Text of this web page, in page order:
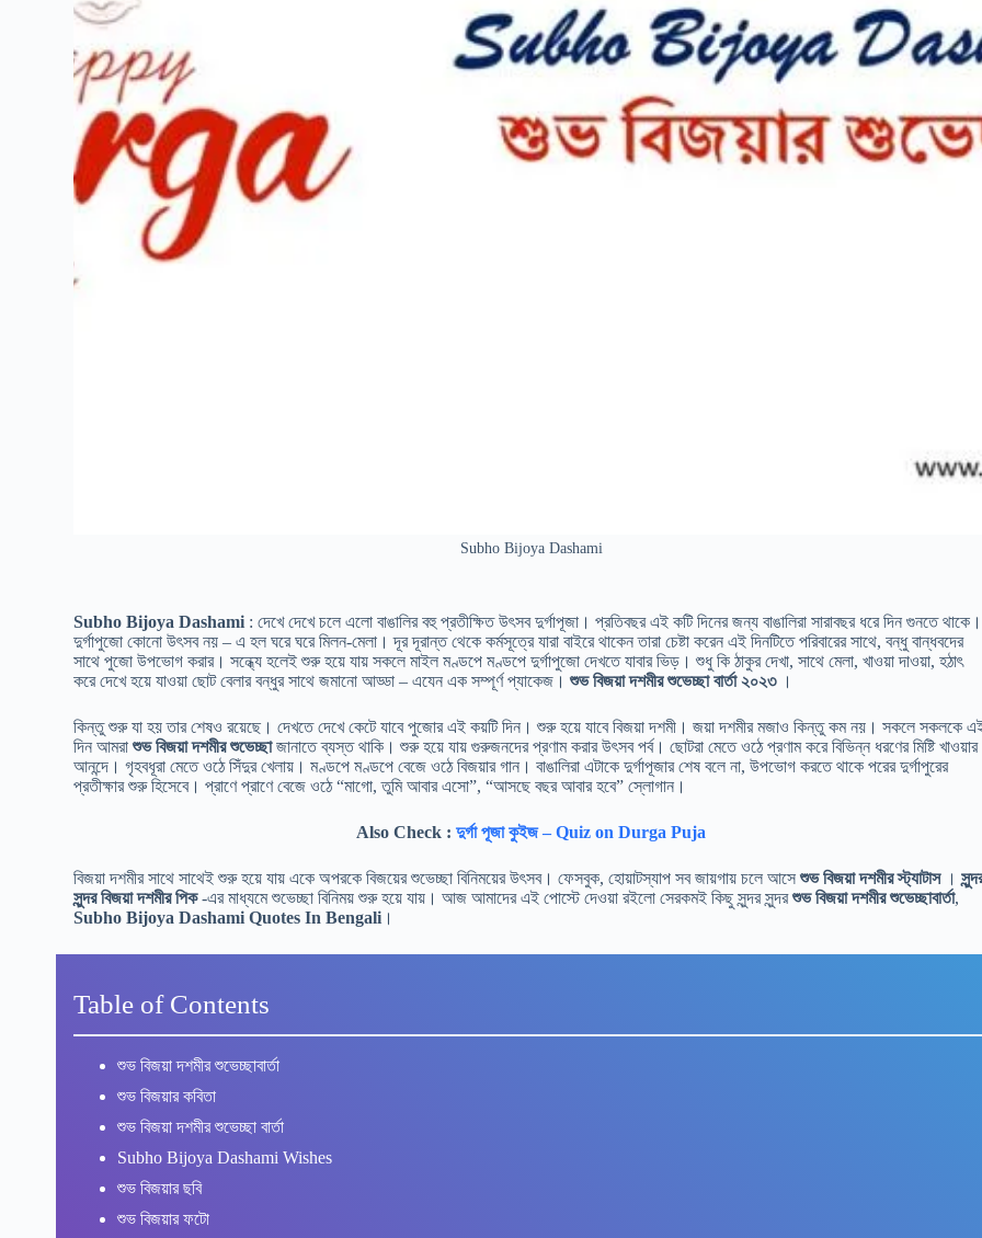
Subho Bijoya Dashami
Subho Bijoya Dashami : দেখে দেখে চলে এলো বাঙালির বহু প্রতীক্ষিত উৎসব দুর্গাপূজা। প্রতিবছর এই কটি দিনের জন্য বাঙালিরা সারাবছর ধরে দিন গুনতে থাকে।
দুর্গাপুজো কোনো উৎসব নয় – এ হল ঘরে ঘরে মিলন-মেলা। দূর দূরান্ত থেকে কর্মসূত্রে যারা বাইরে থাকেন তারা চেষ্টা করেন এই দিনটিতে পরিবারের সাথে, বন্ধু বান্ধবদের
সাথে পুজো উপভোগ করার। সন্ধ্যে হলেই শুরু হয়ে যায় সকলে মাইল মণ্ডপে মণ্ডপে দুর্গাপুজো দেখতে যাবার ভিড়। শুধু কি ঠাকুর দেখা, সাথে মেলা, খাওয়া দাওয়া, হঠাৎ
করে দেখে হয়ে যাওয়া ছোট বেলার বন্ধুর সাথে জমানো আড্ডা – এযেন এক সম্পূর্ণ প্যাকেজ।শুভ বিজয়া দশমীর শুভেচ্ছা বার্তা ২০২৩।
কিন্তু শুরু যা হয় তার শেষও রয়েছে। দেখতে দেখে কেটে যাবে পুজোর এই কয়টি দিন। শুরু হয়ে যাবে বিজয়া দশমী। জয়া দশমীর মজাও কিন্তু কম নয়। সকলে সকলকে
দিন আমরাশুভ বিজয়া দশমীর শুভেচ্ছাজানাতে ব্যস্ত থাকি। শুরু হয়ে যায় গুরুজনদের প্রণাম করার উৎসব পর্ব। ছোটরা মেতে ওঠে প্রণাম করে বিভিন্ন ধরণের মিষ্টি খাওয়ার
আনন্দে। গৃহবধূরা মেতে ওঠে সিঁদুর খেলায়। মণ্ডপে মণ্ডপে বেজে ওঠে বিজয়ার গান। বাঙালিরা এটাকে দুর্গাপূজার শেষ বলে না, উপভোগ করতে থাকে পরের দুর্গাপুরের
প্রতীক্ষার শুরু হিসেবে। প্রাণে প্রাণে বেজে ওঠে “মাগো, তুমি আবার এসো”, “আসছে বছর আবার হবে” স্লোগান।
Also Check :দুর্গা পূজা কুইজ – Quiz on Durga Puja
বিজয়া দশমীর সাথে সাথেই শুরু হয়ে যায় একে অপরকে বিজয়ের শুভেচ্ছা বিনিময়ের উৎসব। ফেসবুক, হোয়াটস্যাপ সব জায়গায় চলে আসেশুভ বিজয়া দশমীর স্ট্যাটাস।
সুন্দর বিজয়া দশমীর পিক-এর মাধ্যমে শুভেচ্ছা বিনিময় শুরু হয়ে যায়। আজ আমাদের এই পোস্টে দেওয়া রইলো সেরকমই কিছু সুন্দর সুন্দরশুভ বিজয়া দশমীর শুভেচ্ছাবার্তা,
Subho Bijoya Dashami Quotes In Bengali ।
Table of Contents
শুভ বিজয়া দশমীর শুভেচ্ছাবার্তা
শুভ বিজয়ার কবিতা
শুভ বিজয়া দশমীর শুভেচ্ছা বার্তা
Subho Bijoya Dashami Wishes
শুভ বিজয়ার ছবি
শুভ বিজয়ার ফটো